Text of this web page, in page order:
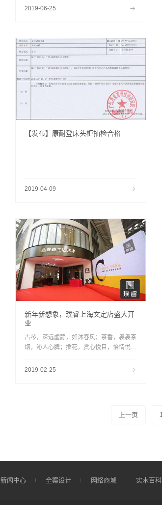
2019-06-25
【发布】康耐登床头柜抽检合格
2019-04-09
新年新想象，璞睿上海文定店盛大开
业
古琴，深远虚静，如沐春风；茶香，袅袅茶
烟，沁人心脾；插花，赏心悦目，怡情悦
回归人在草木间的那份自在。这不是古装剧
2019-02-25
上一页 1
新闻中心 全案设计 网络商城 实木百科